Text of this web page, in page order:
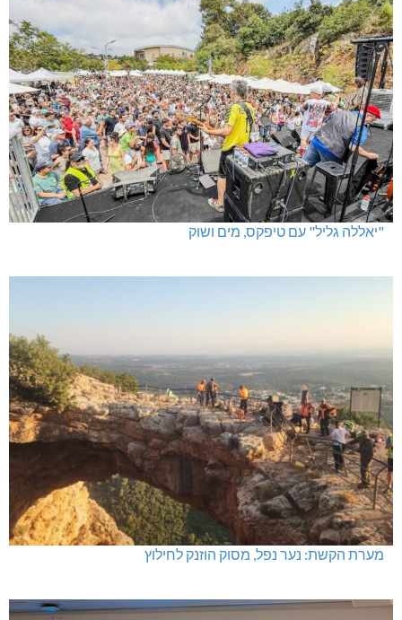
"יאללה גליל" עם טיפקס, מים ושוק
מערת הקשת: נער נפל, מסוק הוזנק לחילוץ